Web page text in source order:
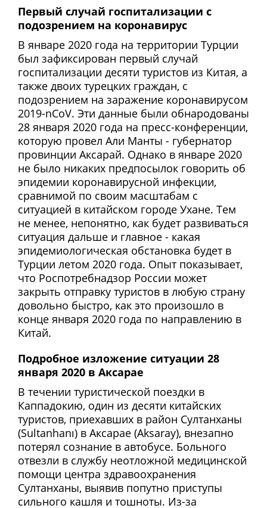
Первый случай госпитализации с
подозрением на коронавирус
В январе 2020 года на территории Турции
был зафиксирован первый случай
госпитализации десяти туристов из Китая, а
также двоих турецких граждан, с
подозрением на заражение коронавирусом
2019-nCoV. Эти данные были обнародованы
28 января 2020 года на пресс-конференции,
которую провел Али Манты - губернатор
провинции Аксарай. Однако в январе 2020
не было никаких предпосылок говорить об
эпидемии коронавирусной инфекции,
сравнимой по своим масштабам с
ситуацией в китайском городе Ухане. Тем
не менее, непонятно, как будет развиваться
ситуация дальше и главное - какая
эпидемиологическая обстановка будет в
Турции летом 2020 года. Опыт показывает,
что Роспотребнадзор России может
закрыть отправку туристов в любую страну
довольно быстро, как это произошло в
конце января 2020 года по направлению в
Китай.
Подробное изложение ситуации 28
января 2020 в Аксарае
В течении туристической поездки в
Каппадокию, один из десяти китайских
туристов, приехавших в район Султанханы
(Sultanhanı) в Аксарае (Aksaray), внезапно
потерял сознание в автобусе. Больного
отвезли в службу неотложной медицинской
помощи центра здравоохранения
Султанханы, выявив попутно приступы
сильного кашля и тошноты. Из-за